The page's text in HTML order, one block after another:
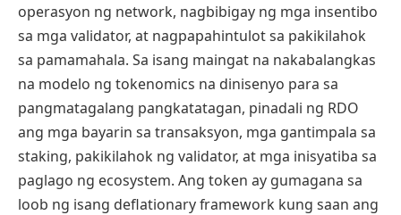
operasyon ng network, nagbibigay ng mga insentibo
sa mga validator, at nagpapahintulot sa pakikilahok
sa pamamahala. Sa isang maingat na nakabalangkas
na modelo ng tokenomics na dinisenyo para sa
pangmatagalang pangkatatagan, pinadali ng RDO
ang mga bayarin sa transaksyon, mga gantimpala sa
staking, pakikilahok ng validator, at mga inisyatiba sa
paglago ng ecosystem. Ang token ay gumagana sa
loob ng isang deflationary framework kung saan ang